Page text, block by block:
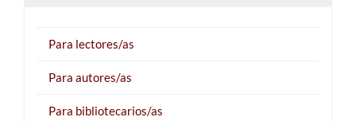
Para lectores/as
Para autores/as
Para bibliotecarios/as